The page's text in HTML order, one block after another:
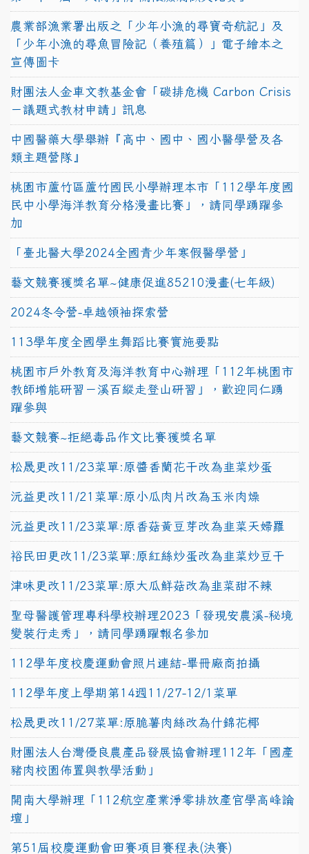
農業部漁業署出版之「少年小漁的尋寶奇航記」及
「少年小漁的尋魚冒險記（養殖篇）」電子繪本之
宣傳圖卡
財團法人金車文教基金會「碳排危機 Carbon Crisis
－議題式教材申請」訊息
中國醫藥大學舉辦『高中、國中、國小醫學營及各
類主題營隊』
桃園市蘆竹區蘆竹國民小學辦理本市「112學年度國
民中小學海洋教育分格漫畫比賽」，請同學踴躍參
加
「臺北醫大學2024全國青少年寒假醫學營」
藝文競賽獲獎名單~健康促進85210漫畫(七年級)
2024冬令營-卓越領袖探索營
113學年度全國學生舞蹈比賽實施要點
桃園市戶外教育及海洋教育中心辦理「112年桃園市
教師增能研習－溪百縱走登山研習」，歡迎同仁踴
躍參與
藝文競賽~拒絕毒品作文比賽獲獎名單
松晟更改11/23菜單:原醬香蘭花干改為韭菜炒蛋
沅益更改11/21菜單:原小瓜肉片改為玉米肉燥
沅益更改11/23菜單:原香菇黃豆芽改為韭菜天婦羅
裕民田更改11/23菜單:原紅絲炒蛋改為韭菜炒豆干
津味更改11/23菜單:原大瓜鮮菇改為韭菜甜不辣
聖母醫護管理專科學校辦理2023「發現安農溪-秘境
變裝行走秀」，請同學踴躍報名參加
112學年度校慶運動會照片連結-畢冊廠商拍攝
112學年度上學期第14週11/27-12/1菜單
松晟更改11/27菜單:原脆薯肉絲改為什錦花椰
財團法人台灣優良農產品發展協會辦理112年「國產
豬肉校園佈置與教學活動」
開南大學辦理「112航空產業淨零排放產官學高峰論
壇」
第51屆校慶運動會田賽項目賽程表(決賽)